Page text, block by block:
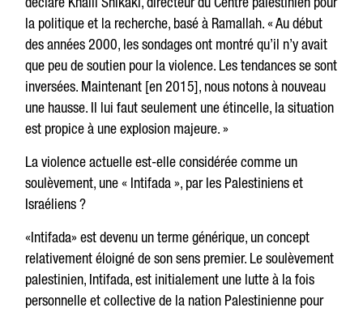
la politique et la recherche, basé à Ramallah. « Au début
des années 2000, les sondages ont montré qu’il n’y avait
que peu de soutien pour la violence. Les tendances se sont
inversées. Maintenant [en 2015], nous notons à nouveau
une hausse. Il lui faut seulement une étincelle, la situation
est propice à une explosion majeure. »
La violence actuelle est-elle considérée comme un
soulèvement, une « Intifada », par les Palestiniens et
Israéliens ?
«Intifada» est devenu un terme générique, un concept
relativement éloigné de son sens premier. Le soulèvement
palestinien, Intifada, est initialement une lutte à la fois
personnelle et collective de la nation Palestinienne pour